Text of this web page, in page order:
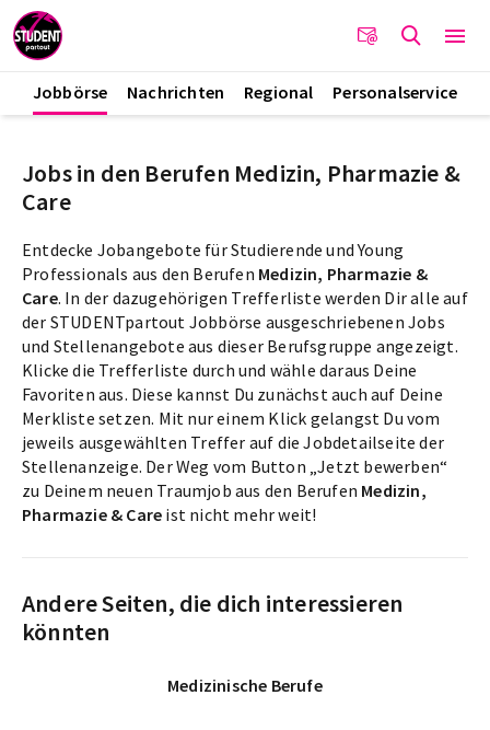
Jobbörse Nachrichten Regional Personalservice
Jobs in den Berufen Medizin, Pharmazie &
Care
Entdecke Jobangebote für Studierende und Young
Professionals aus den Berufen Medizin, Pharmazie &
Care. In der dazugehörigen Trefferliste werden Dir alle auf
der STUDENTpartout Jobbörse ausgeschriebenen Jobs
und Stellenangebote aus dieser Berufsgruppe angezeigt.
Klicke die Trefferliste durch und wähle daraus Deine
Favoriten aus. Diese kannst Du zunächst auch auf Deine
Merkliste setzen. Mit nur einem Klick gelangst Du vom
jeweils ausgewählten Treffer auf die Jobdetailseite der
Stellenanzeige. Der Weg vom Button „Jetzt bewerben“
zu Deinem neuen Traumjob aus den Berufen Medizin,
Pharmazie & Care ist nicht mehr weit!
Andere Seiten, die dich interessieren
könnten
Medizinische Berufe